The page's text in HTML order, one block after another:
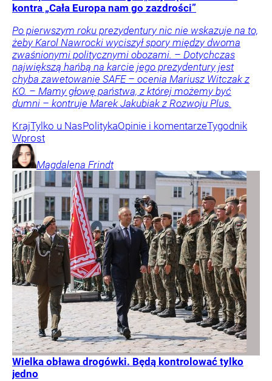
kontra „Cała Europa nam go zazdrości”
Po pierwszym roku prezydentury nic nie wskazuje na to,
żeby Karol Nawrocki wyciszył spory między dwoma
zwaśnionymi politycznymi obozami. – Dotychczas
największą hańbą na karcie jego prezydentury jest
chyba zawetowanie SAFE – ocenia Mariusz Witczak z
KO. – Mamy głowę państwa, z której możemy być
dumni – kontruje Marek Jakubiak z Rozwoju Plus.
KrajTylko u NasPolitykaOpinie i komentarzeTygodnik
Wprost
Magdalena Frindt
Wielka obława drogówki. Będą kontrolować tylko
jedno